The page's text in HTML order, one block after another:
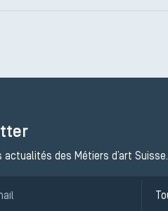
actualités des Métiers d’art Suisse.